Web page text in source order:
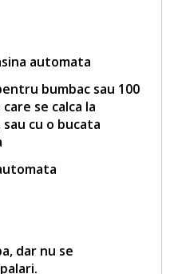
automata
bumbac sau 100
se calca la
cu o bucata
dar nu se